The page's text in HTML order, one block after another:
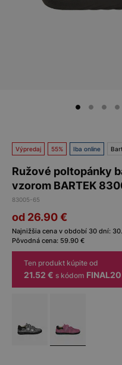
Výpredaj 55% Iba online
Ružové poltopánky
vzorom BARTEK
83005-65
od 26.90€
Najnižšia cena v období 30 dní:
Pôvodná cena: 59.90 €
Ten produkt kúpite od
21.52 € s kódom FINAL20